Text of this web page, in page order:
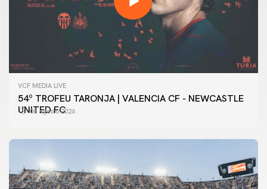
VCF MEDIA LIVE
54º TROFEU TARONJA | VALENCIA CF - NEWCASTLE
UNITED FC
08 agosto 2026